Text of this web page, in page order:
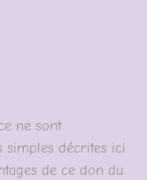
ne sont
simples décrites ici
de ce don du